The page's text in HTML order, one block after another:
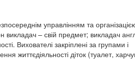
управлінням та
– свій предмет; викладач
Вихователі закріплені за групами і
життєдіяльності діток (туалет,